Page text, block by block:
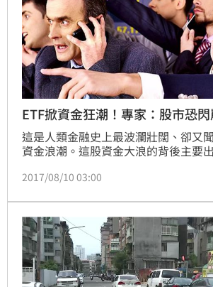
ETF掀資金狂潮！專家：股市恐閃
這是人類金融史上最波瀾壯闊、卻又
資金浪潮。這股資金大浪的背後主要
金融市場裡看似與世無爭的無害羊群
從未見過的變形巨獸。
2017/08/10 03:00